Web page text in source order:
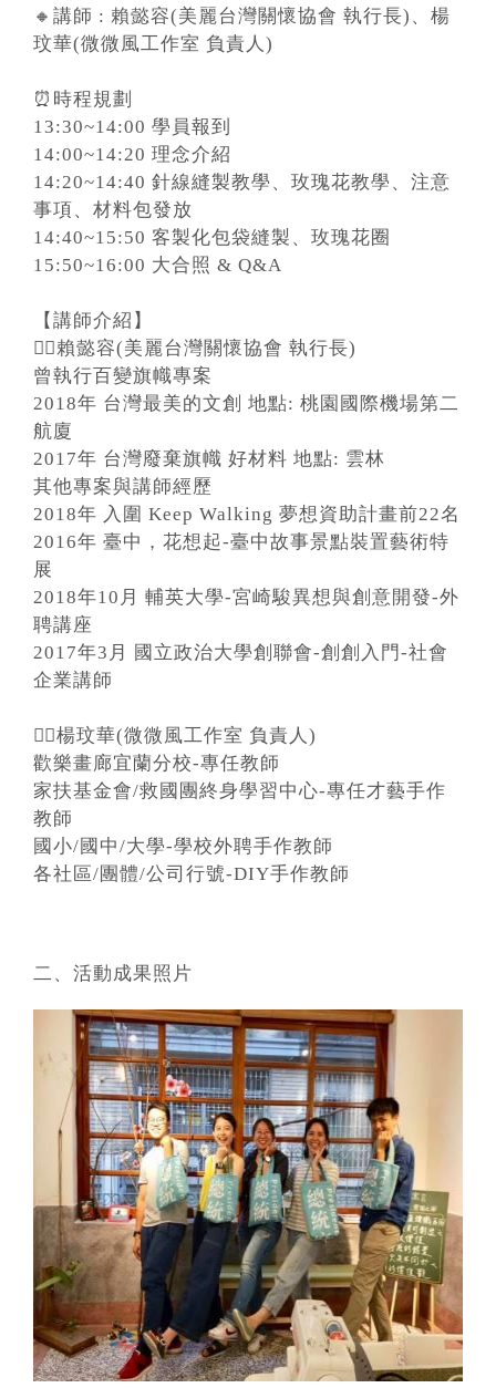
🔸講師 : 賴懿容(美麗台灣關懷協會 執行長)、楊
玟華(微微風工作室 負責人)
⏰時程規劃
13:30~14:00 學員報到
14:00~14:20 理念介紹
14:20~14:40 針線縫製教學、玫瑰花教學、注意
事項、材料包發放
14:40~15:50 客製化包袋縫製、玫瑰花圈
15:50~16:00 大合照 & Q&A
【講師介紹】
💁‍♀賴懿容(美麗台灣關懷協會 執行長)
曾執行百變旗幟專案
2018年 台灣最美的文創 地點: 桃園國際機場第二
航廈
2017年 台灣廢棄旗幟 好材料 地點: 雲林
其他專案與講師經歷
2018年 入圍 Keep Walking 夢想資助計畫前22名
2016年 臺中，花想起-臺中故事景點裝置藝術特
展
2018年10月 輔英大學-宮崎駿異想與創意開發-外
聘講座
2017年3月 國立政治大學創聯會-創創入門-社會
企業講師
🙋‍♀楊玟華(微微風工作室 負責人)
歡樂畫廊宜蘭分校-專任教師
家扶基金會/救國團終身學習中心-專任才藝手作
教師
國小/國中/大學-學校外聘手作教師
各社區/團體/公司行號-DIY手作教師
二、活動成果照片